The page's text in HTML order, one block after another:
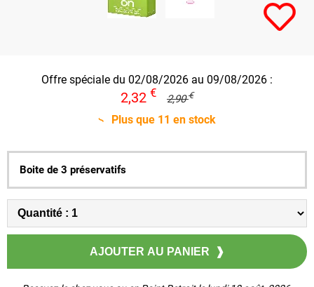
Offre spéciale du 02/08/2026 au 09/08/2026 :
2,32 € 2,90€
Plus que 11 en stock
Boite de 3 préservatifs